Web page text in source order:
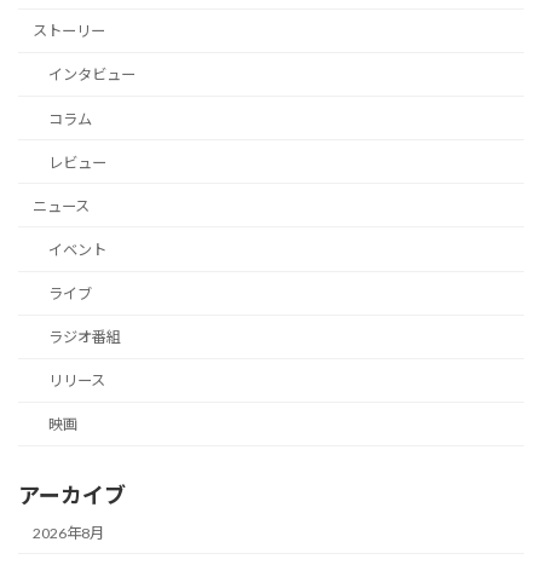
ストーリー
インタビュー
コラム
レビュー
ニュース
イベント
ライブ
ラジオ番組
リリース
映画
アーカイブ
2026年8月